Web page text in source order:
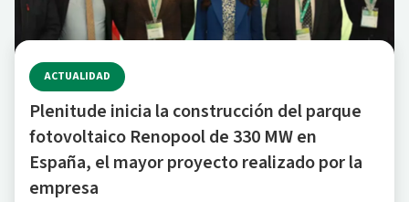
ACTUALIDAD
Plenitude inicia la construcción del parque
fotovoltaico Renopool de 330 MW en
España, el mayor proyecto realizado por la
empresa